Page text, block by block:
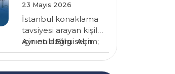
23 Mayıs 2026
İstanbul konaklama
tavsiyesi arayan kişiler
için en doğru seçim;
güvenli, temiz,
merkezi konumda
Ayrıntılı Bilgi Alın:
İstanbul
Konaklama